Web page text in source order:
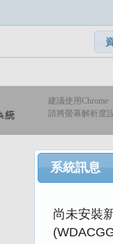
建議使用Chrome
請將螢幕解析度
系統訊息
尚未安裝